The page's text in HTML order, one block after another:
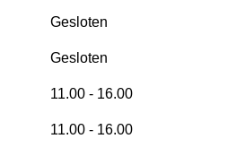
Gesloten
Gesloten
11.00 - 16.00
11.00 - 16.00